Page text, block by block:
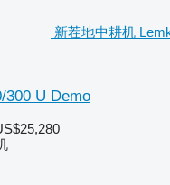
新茬地中耕机
300 U Demo